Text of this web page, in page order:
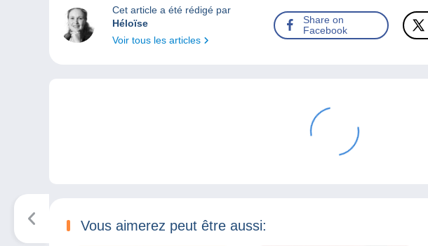
Cet article a été rédigé par
Héloïse
Voir tous les articles
Share on
Facebook
Vous aimerez peut être aussi: